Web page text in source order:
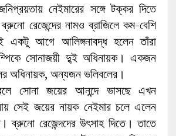
নেইমারের সঙ্গে টক্কর দিতে
রেজেন্দের নামও ব্রাজিলে কম-বেশি
একটু আগে আলিঙ্গনাবদ্ধ হলেন তাঁরা
সোনাজয়ী দু্ই অধিনায়ক। একজন
অধিনায়ক, অন্যজন ভলিবলের।
সোনা জয়ের আনন্দে ভাসছে এখন
সেই জয়ের নায়ক নেইমার চলে এলেন
ব্রুনো রেজেন্দদের উৎসাহ দিতে। তাতে